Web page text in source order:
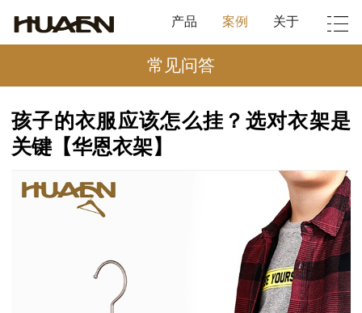
产品 案例 关于
常见问答
孩子的衣服应该怎么挂？选对衣架是
关键【华恩衣架】